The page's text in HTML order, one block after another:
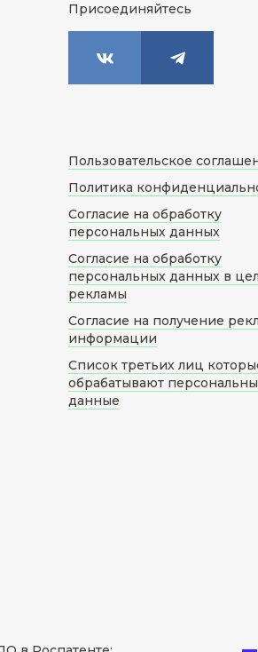
Присоединяйтесь
Пользовательское
Политика
Согласие на обработку
персональных данных
Согласие на обработку
персональных данных в
рекламы
Согласие на получение
информации
Список третьих лиц
обрабатывают
данные